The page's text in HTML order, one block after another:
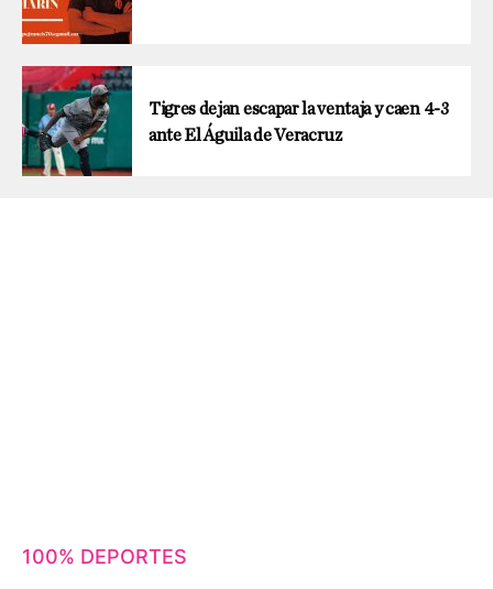
Tigres dejan escapar la ventaja y caen 4-3
ante El Águila de Veracruz
100% DEPORTES